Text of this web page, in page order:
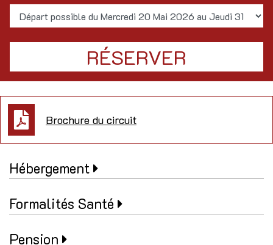
Brochure du circuit
Hébergement
Formalités Santé
Pension